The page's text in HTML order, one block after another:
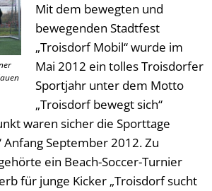
Mit dem bewegten und
bewegenden Stadtfest
„Troisdorf Mobil“ wurde im
Mai 2012 ein tolles Troisdorfer
Sportjahr unter dem Motto
„Troisdorf bewegt sich“
waren sicher die Sporttage
Anfang September 2012. Zu
ein Beach-Soccer-Turnier
für junge Kicker „Troisdorf sucht